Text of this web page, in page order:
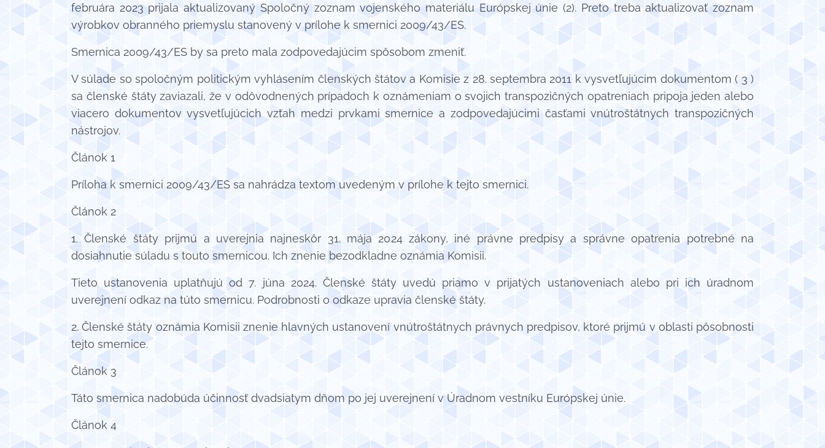
februára 2023 prijala aktualizovaný Spoločný zoznam vojenského materiálu Európskej únie (2). Preto treba aktualizovať zoznam
výrobkov obranného priemyslu stanovený v prílohe k smernici 2009/43/ES.
Smernica 2009/43/ES by sa preto mala zodpovedajúcim spôsobom zmeniť.
V súlade so spoločným politickým vyhlásením členských štátov a Komisie z 28. septembra 2011 k vysvetľujúcim dokumentom ( 3 )
sa členské štáty zaviazali, že v odôvodnených prípadoch k oznámeniam o svojich transpozičných opatreniach pripoja jeden alebo
viacero dokumentov vysvetľujúcich vzťah medzi prvkami smernice a zodpovedajúcimi časťami vnútroštátnych transpozičných
nástrojov.
Článok 1
Príloha k smernici 2009/43/ES sa nahrádza textom uvedeným v prílohe k tejto smernici.
Článok 2
1. Členské štáty prijmú a uverejnia najneskôr 31. mája 2024 zákony, iné právne predpisy a správne opatrenia potrebné na
dosiahnutie súladu s touto smernicou. Ich znenie bezodkladne oznámia Komisii.
Tieto ustanovenia uplatňujú od 7. júna 2024. Členské štáty uvedú priamo v prijatých ustanoveniach alebo pri ich úradnom
uverejnení odkaz na túto smernicu. Podrobnosti o odkaze upravia členské štáty.
2. Členské štáty oznámia Komisii znenie hlavných ustanovení vnútroštátnych právnych predpisov, ktoré prijmú v oblasti pôsobnosti
tejto smernice.
Článok 3
Táto smernica nadobúda účinnosť dvadsiatym dňom po jej uverejnení v Úradnom vestníku Európskej únie.
Článok 4